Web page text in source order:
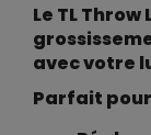
Le TL
avec votre
Parfait